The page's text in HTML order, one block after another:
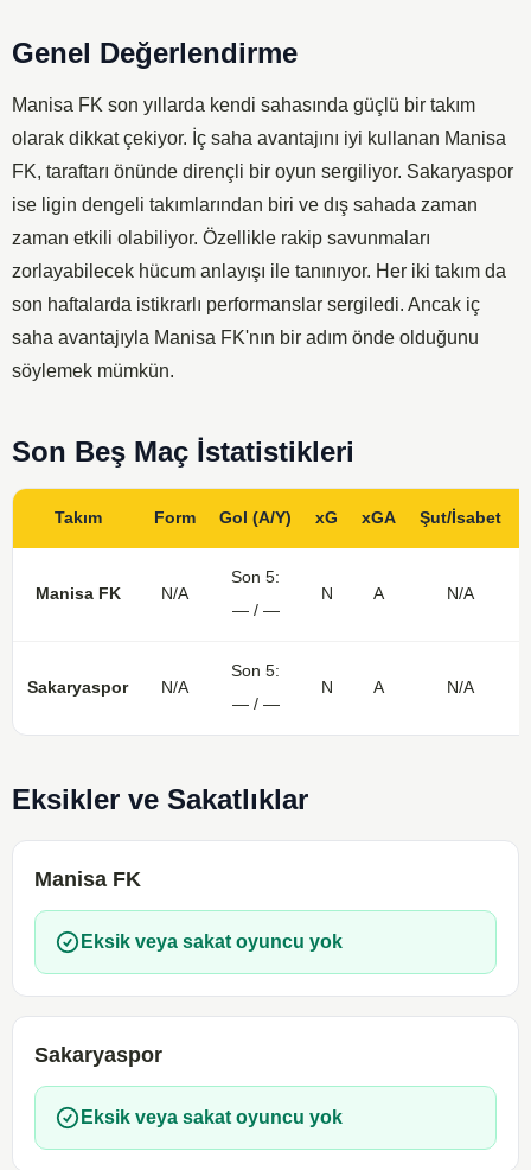
Genel Değerlendirme
Manisa FK son yıllarda kendi sahasında güçlü bir takım
olarak dikkat çekiyor. İç saha avantajını iyi kullanan Manisa
FK, taraftarı önünde dirençli bir oyun sergiliyor. Sakaryaspor
ise ligin dengeli takımlarından biri ve dış sahada zaman
zaman etkili olabiliyor. Özellikle rakip savunmaları
zorlayabilecek hücum anlayışı ile tanınıyor. Her iki takım da
son haftalarda istikrarlı performanslar sergiledi. Ancak iç
saha avantajıyla Manisa FK'nın bir adım önde olduğunu
söylemek mümkün.
Son Beş Maç İstatistikleri
Takım Form Gol (A/Y) xG xGA Şut/İsabet
Manisa FK N/A
Son 5:
— / —
N A N/A
Sakaryaspor N/A
Son 5:
— / —
N A N/A
Eksikler ve Sakatlıklar
Manisa FK
Eksik veya sakat oyuncu yok
Sakaryaspor
Eksik veya sakat oyuncu yok